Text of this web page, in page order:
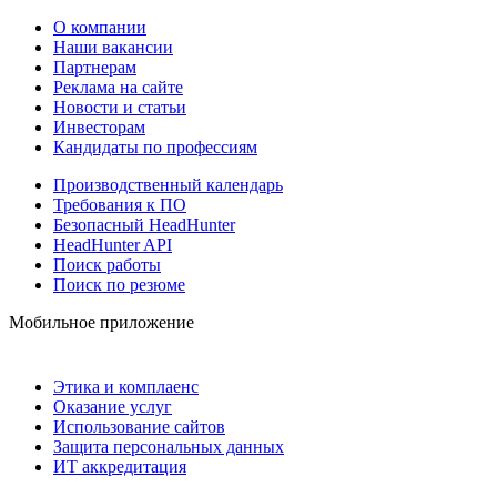
О компании
Наши вакансии
Партнерам
Реклама на сайте
Новости и статьи
Инвесторам
Кандидаты по профессиям
Производственный календарь
Требования к ПО
Безопасный HeadHunter
HeadHunter API
Поиск работы
Поиск по резюме
Мобильное приложение
Этика и комплаенс
Оказание услуг
Использование сайтов
Защита персональных данных
ИТ аккредитация